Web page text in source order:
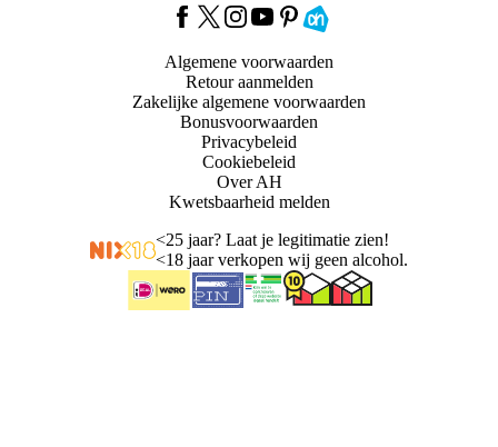
Algemene voorwaarden
Retour aanmelden
Zakelijke algemene voorwaarden
Bonusvoorwaarden
Privacybeleid
Cookiebeleid
Over AH
Kwetsbaarheid melden
<25 jaar? Laat je legitimatie zien!
<18 jaar verkopen wij geen alcohol.